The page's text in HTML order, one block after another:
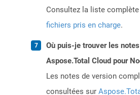
Consultez la liste complète
fichiers pris en charge.
Où puis-je trouver les
Aspose.Total Cloud pour
Les notes de version
consultées sur